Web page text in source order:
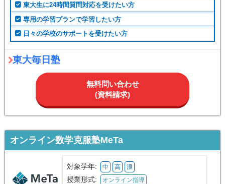
東大生に24時間質問対応を受けたい方
専用の学習プランで学習したい方
日々の学校のサポートを受けたい方
東大毎日塾
無料問い合わせ
(資料請求)
オンライン数学克服塾MeTa
対象学年: 中 高 浪
授業形式: オンライン指導